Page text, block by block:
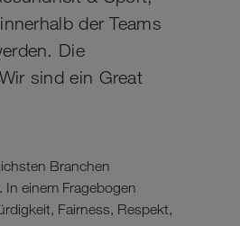
der Teams
Die
sind ein Great
Branchen
einem Fragebogen
Fairness, Respekt,